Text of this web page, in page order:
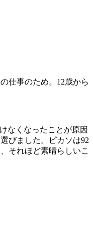
仕事のため。12歳から
なくなったことが原因
びました。ピカソは92
それほど素晴らしいこ